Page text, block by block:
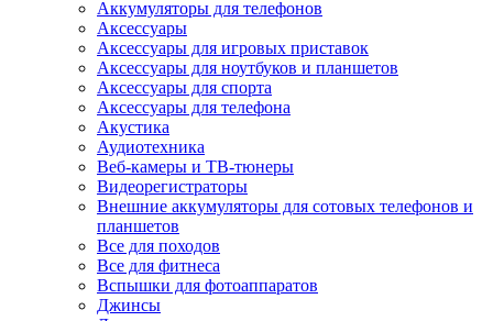
Аккумуляторы для телефонов
Аксессуары
Аксессуары для игровых приставок
Аксессуары для ноутбуков и планшетов
Аксессуары для спорта
Аксессуары для телефона
Акустика
Аудиотехника
Веб-камеры и ТВ-тюнеры
Видеорегистраторы
Внешние аккумуляторы для сотовых телефонов и
планшетов
Все для походов
Все для фитнеса
Вспышки для фотоаппаратов
Джинсы